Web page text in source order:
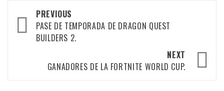
Post
navigation
PREVIOUS
PASE DE TEMPORADA DE DRAGON QUEST
BUILDERS 2.
NEXT
GANADORES DE LA FORTNITE WORLD CUP.